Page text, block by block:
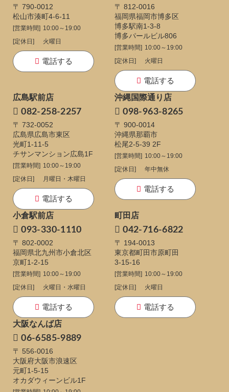
〒 790-0012
松山市湊町4-6-11
[営業時間] 10:00～19:00
[定休日]
火曜日
電話する
〒 812-0016
福岡県福岡市博多区
博多駅南1-3-8
博多パールビル806
[営業時間] 10:00～19:00
[定休日]
火曜日
電話する
広島駅前店
082-258-2257
〒 732-0052
広島県広島市東区
光町1-11-5
チサンマンション広島1F
[営業時間] 10:00～19:00
[定休日]
月曜日・木曜日
電話する
沖縄国際通り店
098-963-8265
〒 900-0014
沖縄県那覇市
松尾2-5-39 2F
[営業時間] 10:00～19:00
[定休日]
年中無休
電話する
小倉駅前店
093-330-1110
〒 802-0002
福岡県北九州市小倉北区
京町1-2-15
[営業時間] 10:00～19:00
[定休日]
火曜日・水曜日
電話する
町田店
042-716-6822
〒 194-0013
東京都町田市原町田
3-15-16
[営業時間] 10:00～19:00
[定休日]
火曜日
電話する
大阪なんば店
06-6585-9889
〒 556-0016
大阪府大阪市浪速区
元町1-5-15
オカダウィーンビル1F